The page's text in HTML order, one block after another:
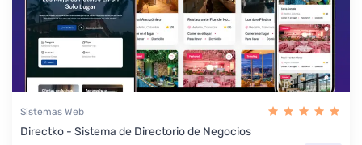
Sistemas Web
Directko - Sistema de Directorio de Negocios